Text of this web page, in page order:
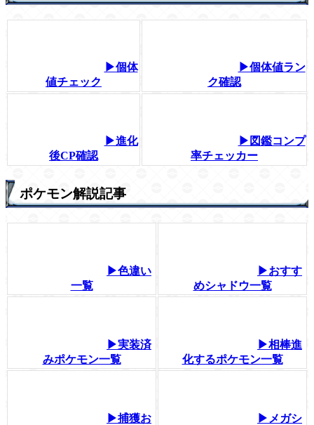
▶個体
値チェック
▶個体値ラン
ク確認
▶進化
後CP確認
▶図鑑コンプ
率チェッカー
ポケモン解説記事
▶色違い
一覧
▶おすす
めシャドウ一覧
▶実装済
みポケモン一覧
▶相棒進
化するポケモン一覧
▶捕獲お
▶メガシ